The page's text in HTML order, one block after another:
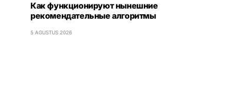
Как функционируют нынешние
рекомендательные алгоритмы
5 AGUSTUS 2026